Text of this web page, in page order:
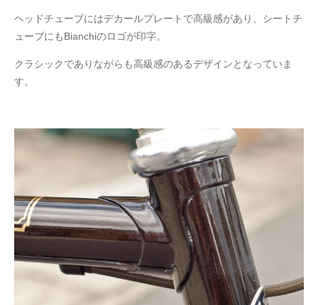
ヘッドチューブにはデカールプレートで高級感があり、シートチ
ューブにもBianchiのロゴが印字。
クラシックでありながらも高級感のあるデザインとなっていま
す。